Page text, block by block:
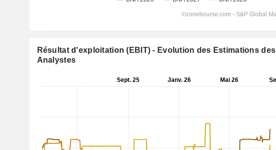
Résultat d'exploitation (EBIT) - Evolution des Estimations des
Analystes